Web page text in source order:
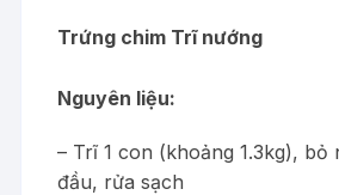
Trứng chim Trĩ nướng
Nguyên liệu:
– Trĩ 1 con (khoảng 1.3kg), bỏ
đầu, rửa sạch